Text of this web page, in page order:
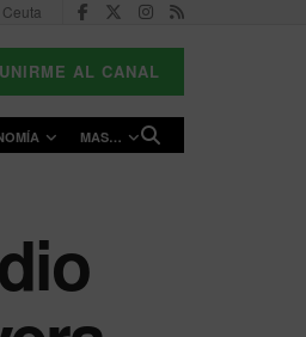
Ceuta
UNIRME AL CANAL
MAS…